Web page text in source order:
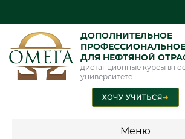
ДОПОЛНИТЕЛЬНОЕ
ДЛЯ НЕФТЯНОЙ
дистанционные курсы в
университете
ХОЧУ УЧИТЬСЯ➜
Меню